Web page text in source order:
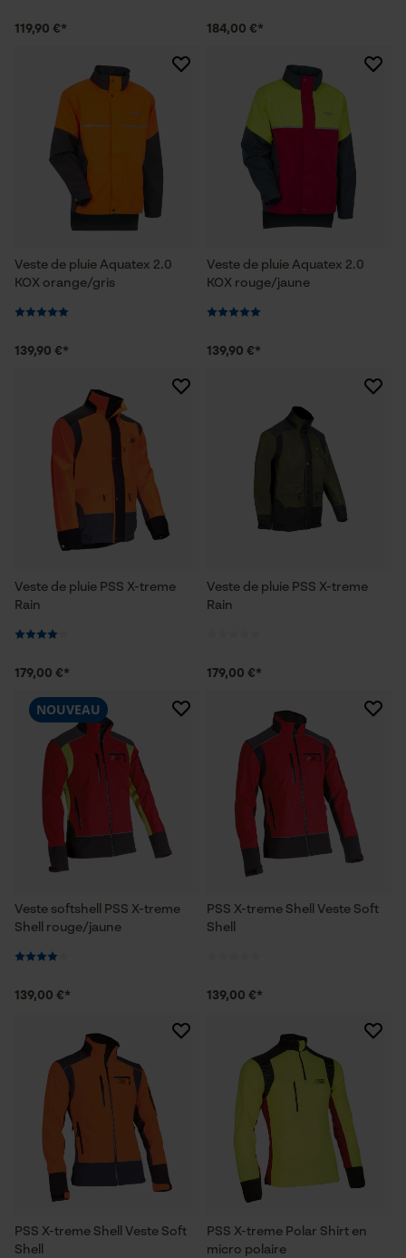
119,90 €* 184,00 €*
Veste de pluie Aquatex 2.0
KOX orange/gris
139,90 €*
Veste de pluie Aquatex 2.0
KOX rouge/jaune
139,90 €*
Veste de pluie PSS X-treme
Rain
179,00 €*
Veste de pluie PSS X-treme
Rain
179,00 €*
Veste softshell PSS X-treme
Shell rouge/jaune
NOUVEAU
139,00 €*
PSS X-treme Shell Veste Soft
Shell
139,00 €*
PSS X-treme Shell Veste Soft
Shell
PSS X-treme Polar Shirt en
micro polaire